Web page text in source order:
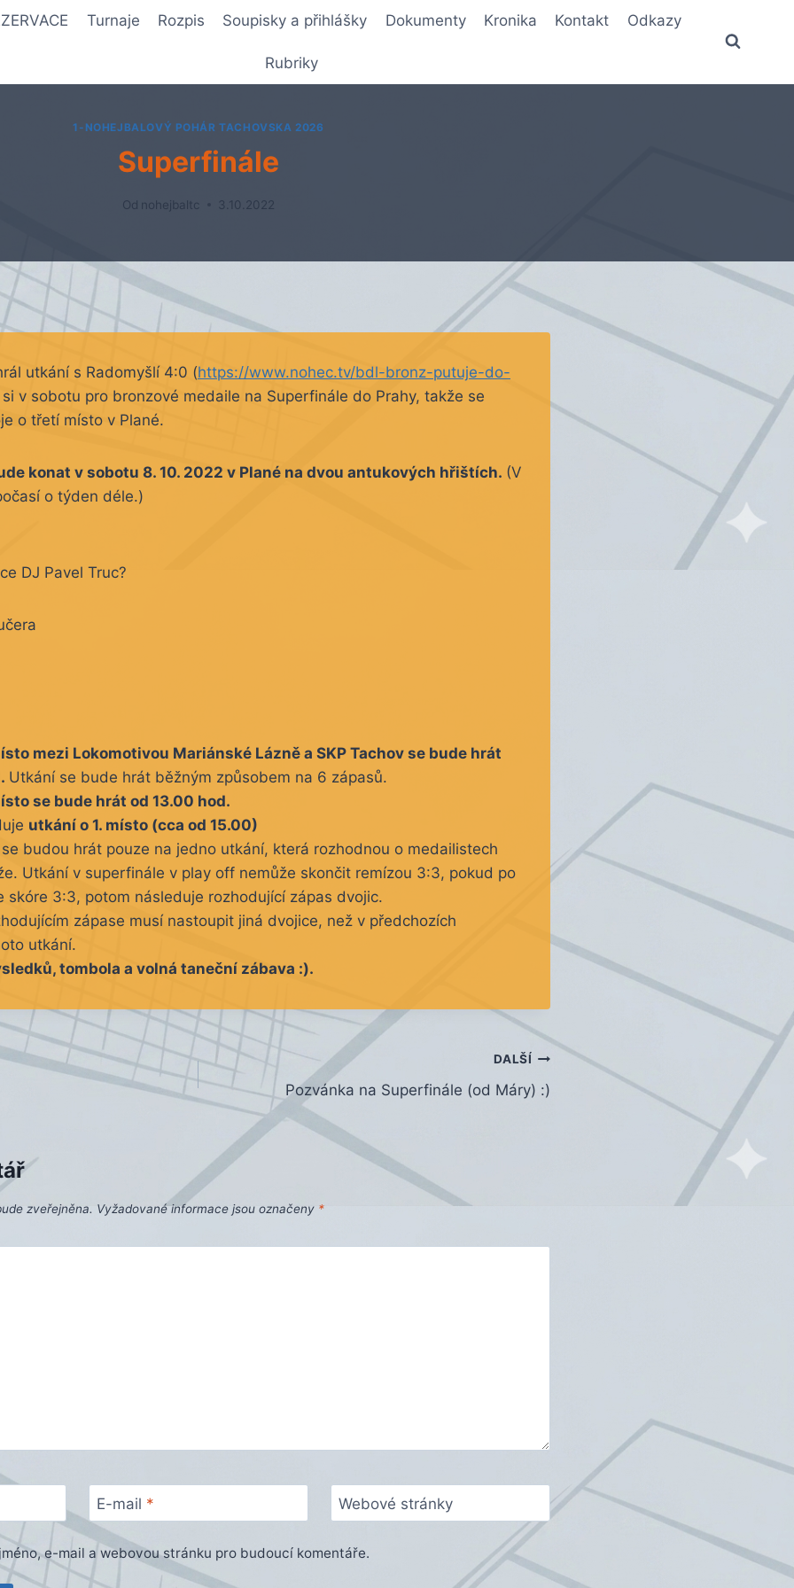
Turnaje Rozpis Soupisky a přihlášky Dokumenty Kronika Kontakt Odkazy
Rubriky
1-NOHEJBALOVÝ POHÁR TACHOVSKA 2026
Superfinále
Od nohejbaltc 3.10.2022
utkání s Radomyšlí 4:0 (https://www.nohec.tv/bdl-bronz-putuje-do-
v sobotu pro bronzové medaile na Superfinále do Prahy, takže se
o třetí místo v Plané.
konat v sobotu 8. 10. 2022 v Plané na dvou antukových hřištích. (V
o týden déle.)
DJ Pavel Truc?
mezi Lokomotivou Mariánské Lázně a SKP Tachov se bude hrát
Utkání se bude hrát běžným způsobem na 6 zápasů.
se bude hrát od 13.00 hod.
utkání o 1. místo (cca od 15.00)
budou hrát pouze na jedno utkání, která rozhodnou o medailistech
Utkání v superfinále v play off nemůže skončit remízou 3:3, pokud po
skóre 3:3, potom následuje rozhodující zápas dvojic.
zápase musí nastoupit jiná dvojice, než v předchozích
utkání.
tombola a volná taneční zábava :).
DALŠÍ
Pozvánka na Superfinále (od Máry) :)
zveřejněna. Vyžadované informace jsou označeny *
E-mail * Webové stránky
e-mail a webovou stránku pro budoucí komentáře.